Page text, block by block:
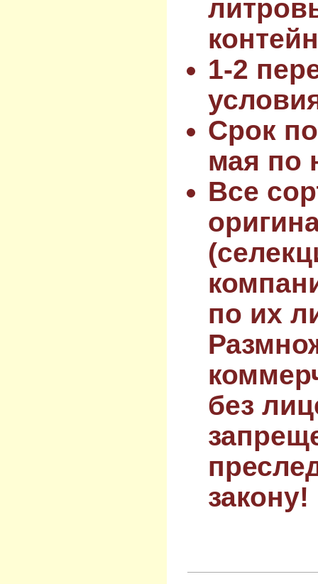
1-2
Срок
мая по
Все
по их
без
закону!